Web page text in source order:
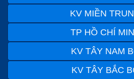
KV MIỀN
TP HỒ CHÍ
KV TÂY NAM
KV TÂY BẮC